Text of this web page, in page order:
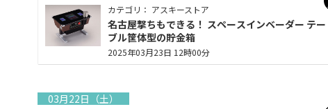
カテゴリ： アスキーストア
名古屋撃ちもできる！ スペースインベーダー テー
ブル筐体型の貯金箱
2025年03月23日 12時00分
03月22日（土）